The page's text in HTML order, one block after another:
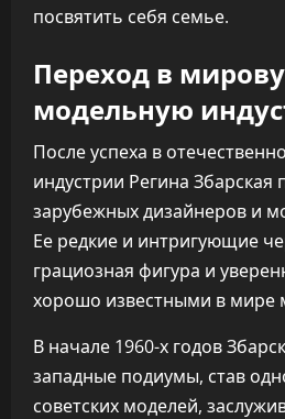
посвятить себя семье.
Переход в
модельную
После успеха в
индустрии Регина
зарубежных дизайнеров и
Ее редкие и интригующие
грациозная фигура и
хорошо известными в мире
В начале 1960-х годов
западные подиумы, став
советских моделей,